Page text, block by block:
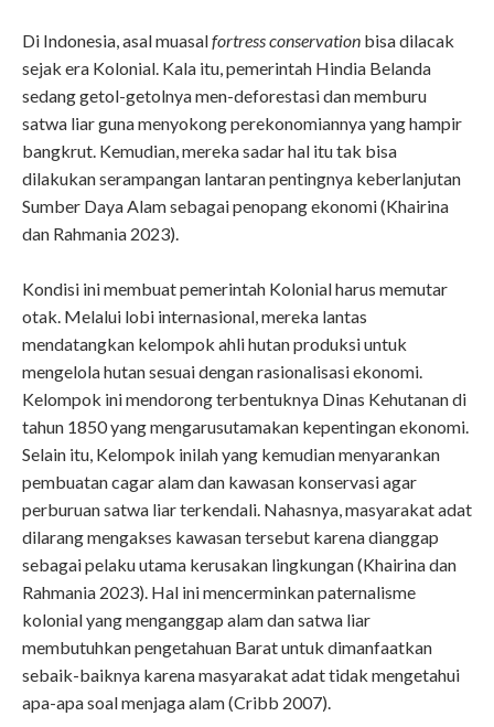
Di Indonesia, asal muasalfortress conservation bisa dilacak
sejak era Kolonial. Kala itu, pemerintah Hindia Belanda
sedang getol-getolnya men-deforestasi dan memburu
satwa liar guna menyokong perekonomiannya yang hampir
bangkrut. Kemudian, mereka sadar hal itu tak bisa
dilakukan serampangan lantaran pentingnya keberlanjutan
Sumber Daya Alam sebagai penopang ekonomi (Khairina
dan Rahmania 2023).
Kondisi ini membuat pemerintah Kolonial harus memutar
otak. Melalui lobi internasional, mereka lantas
mendatangkan kelompok ahli hutan produksi untuk
mengelola hutan sesuai dengan rasionalisasi ekonomi.
Kelompok ini mendorong terbentuknya Dinas Kehutanan di
tahun 1850 yang mengarusutamakan kepentingan ekonomi.
Selain itu, Kelompok inilah yang kemudian menyarankan
pembuatan cagar alam dan kawasan konservasi agar
perburuan satwa liar terkendali. Nahasnya, masyarakat adat
dilarang mengakses kawasan tersebut karena dianggap
sebagai pelaku utama kerusakan lingkungan (Khairina dan
Rahmania 2023). Hal ini mencerminkan paternalisme
kolonial yang menganggap alam dan satwa liar
membutuhkan pengetahuan Barat untuk dimanfaatkan
sebaik-baiknya karena masyarakat adat tidak mengetahui
apa-apa soal menjaga alam (Cribb 2007).